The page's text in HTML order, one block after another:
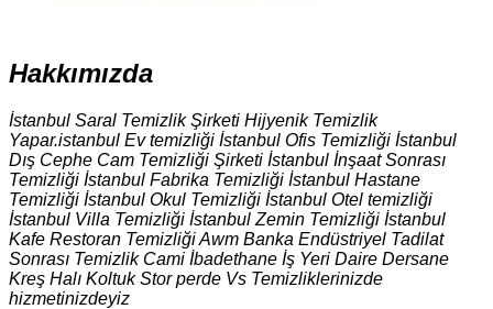
Hakkımızda
İstanbul Saral Temizlik Şirketi Hijyenik Temizlik
Yapar.istanbul Ev temizliği İstanbul Ofis Temizliği İstanbul
Dış Cephe Cam Temizliği Şirketi İstanbul İnşaat Sonrası
Temizliği İstanbul Fabrika Temizliği İstanbul Hastane
Temizliği İstanbul Okul Temizliği İstanbul Otel temizliği
İstanbul Villa Temizliği İstanbul Zemin Temizliği İstanbul
Kafe Restoran Temizliği Awm Banka Endüstriyel Tadilat
Sonrası Temizlik Cami İbadethane İş Yeri Daire Dersane
Kreş Halı Koltuk Stor perde Vs Temizliklerinizde
hizmetinizdeyiz